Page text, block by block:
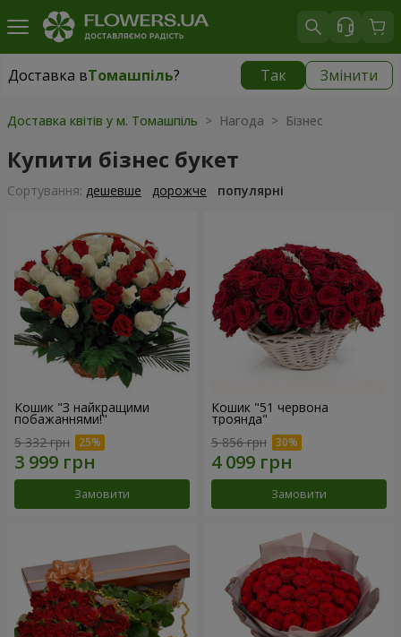
Доставка вТомашпіль? Так Змінити
Доставка вТомашпіль|
Доставка квітів у м. Томашпіль > Нагода > Бізнес
Купити бізнес букет
Сортування: дешевше дорожче популярні
Кошик "З найкращими
побажаннями!"
5 332 грн
Замовити
Кошик "51 червона
троянда"
5 856 грн
Замовити